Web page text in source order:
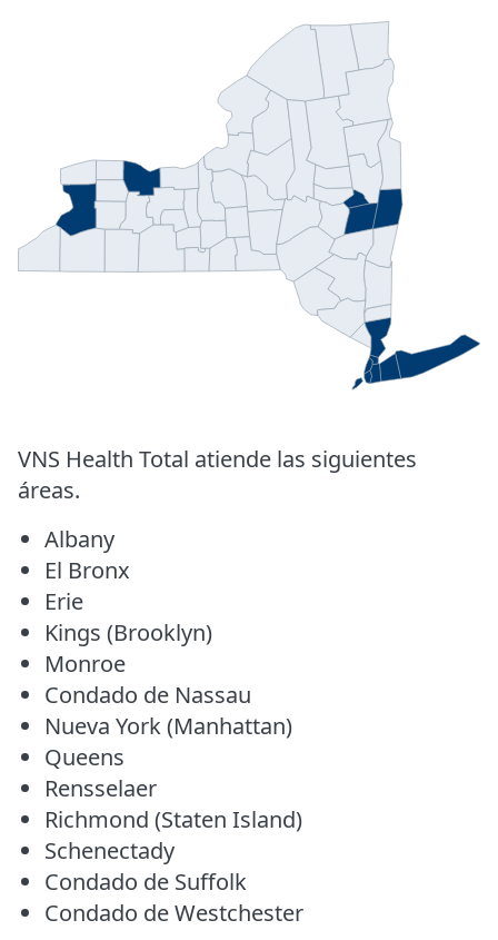
VNS Health Total atiende las siguientes
áreas.
Albany
El Bronx
Erie
Kings (Brooklyn)
Monroe
Condado de Nassau
Nueva York (Manhattan)
Queens
Rensselaer
Richmond (Staten Island)
Schenectady
Condado de Suffolk
Condado de Westchester